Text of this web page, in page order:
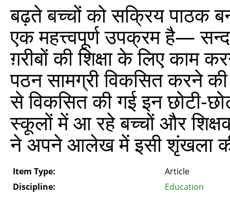
बढ़ते बच्चों को सक्रिय पाठक
एक महत्त्वपूर्ण उपक्रम है—
ग़रीबों की शिक्षा के लिए काम
पठन सामग्री विकसित करने की
से विकसित की गई इन छोटी-
स्कूलों में आ रहे बच्चों और
ने अपने आलेख में इसी शृंखला की
Item Type:
Article
Discipline:
Education